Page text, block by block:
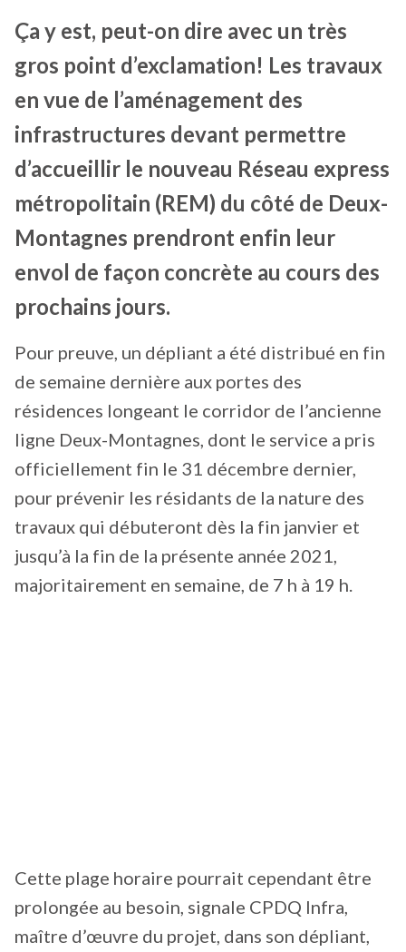
Ça y est, peut-on dire avec un très
gros point d’exclamation! Les travaux
en vue de l’aménagement des
infrastructures devant permettre
d’accueillir le nouveau Réseau express
métropolitain (REM) du côté de Deux-
Montagnes prendront enfin leur
envol de façon concrète au cours des
prochains jours.
Pour preuve, un dépliant a été distribué en fin
de semaine dernière aux portes des
résidences longeant le corridor de l’ancienne
ligne Deux-Montagnes, dont le service a pris
officiellement fin le 31 décembre dernier,
pour prévenir les résidants de la nature des
travaux qui débuteront dès la fin janvier et
jusqu’à la fin de la présente année 2021,
majoritairement en semaine, de 7 h à 19 h.
Cette plage horaire pourrait cependant être
prolongée au besoin, signale CPDQ Infra,
maître d’œuvre du projet, dans son dépliant,